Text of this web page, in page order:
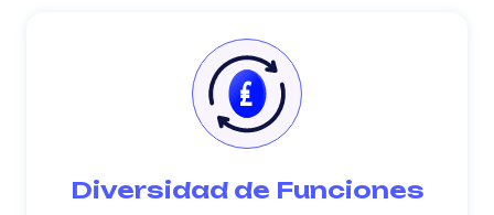
Diversidad de Funciones